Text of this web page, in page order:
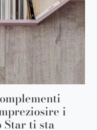
i
ti sta